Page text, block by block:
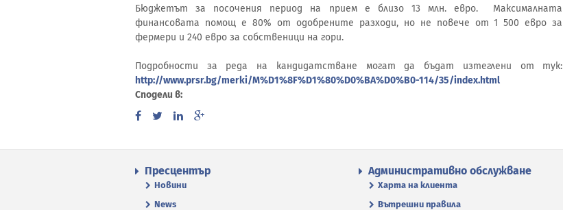
Бюджетът за посочения период на прием е близо 13 млн. евро. Максималната
финансовата помощ е 80% от одобрените разходи, но не повече от 1 500 евро за
фермери и 240 евро за собственици на гори.
Подробности за реда на кандидатстване могат да бъдат изтеглени от тук:
http://www.prsr.bg/merki/M%D1%8F%D1%80%D0%BA%D0%B0-114/35/index.html
Сподели в:
Пресцентър
Новини
News
Административно обслужване
Харта на клиента
Вътрешни правила